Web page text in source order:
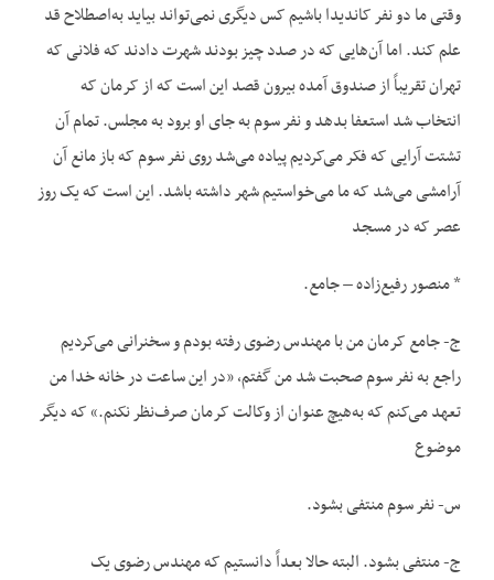
وقتی ما دو نفر کاندیدا باشیم کس دیگری نمی‌تواند بیاید به‌اصطلاح قد
علم کند. اما آن‌هایی که در صدد چیز بودند شهرت دادند که فلانی که
تهران تقریباً از صندوق آمده بیرون قصد این است که از کرمان که
انتخاب شد استعفا بدهد و نفر سوم به جای او برود به مجلس. تمام آن
تشتت آرایی که فکر می‌کردیم پیاده می‌شد روی نفر سوم که باز مانع آن
آرامشی می‌شد که ما می‌خواستیم شهر داشته باشد. این است که یک روز
عصر که در مسجد
* منصور رفیع‌زاده – جامع.
ج- جامع کرمان من با مهندس رضوی رفته بودم و سخنرانی می‌کردیم
راجع به نفر سوم صحبت شد من گفتم، «در این ساعت در خانه خدا من
تعهد می‌کنم که به‌هیچ عنوان از وکالت کرمان صرف‌نظر نکنم.» که دیگر
موضوع
س- نفر سوم منتفی بشود.
ج- منتفی بشود. البته حالا بعداً دانستیم که مهندس رضوی یک